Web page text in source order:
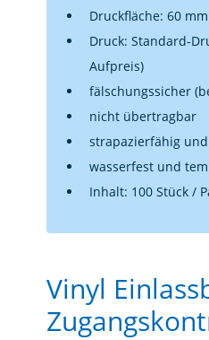
Druckfläche: 60
Druck: Standard-
Aufpreis)
fälschungssicher
nicht übertragbar
strapazierfähig
wasserfest und
Inhalt: 100 Stück /
Vinyl